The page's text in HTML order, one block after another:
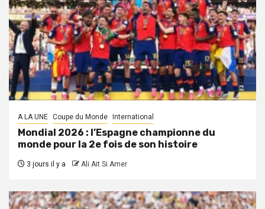
A LA UNE Coupe du Monde International
Mondial 2026 : l’Espagne championne du
monde pour la 2e fois de son histoire
3 jours il y a Ali Ait Si Amer